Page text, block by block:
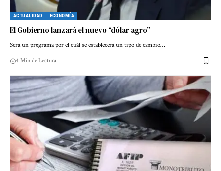
ACTUALIDAD ECONOMÍA
El Gobierno lanzará el nuevo “dólar agro”
Será un programa por el cuál se establecerá un tipo de cambio…
4 Min de Lectura